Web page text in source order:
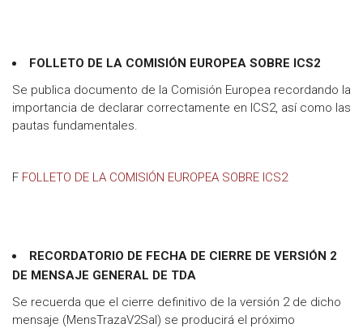
FOLLETO DE LA COMISIÓN EUROPEA SOBRE ICS2
Se publica documento de la Comisión Europea recordando la
importancia de declarar correctamente en ICS2, así como las
pautas fundamentales.
F FOLLETO DE LA COMISIÓN EUROPEA SOBRE ICS2
RECORDATORIO DE FECHA DE CIERRE DE VERSIÓN 2
DE MENSAJE GENERAL DE TDA
Se recuerda que el cierre definitivo de la versión 2 de dicho
mensaje (MensTrazaV2Sal) se producirá el próximo